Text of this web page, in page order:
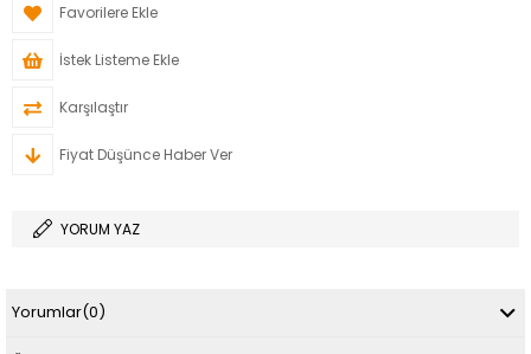
Favorilere Ekle
İstek Listeme Ekle
Karşılaştır
Fiyat Düşünce Haber Ver
YORUM YAZ
Yorumlar(0)